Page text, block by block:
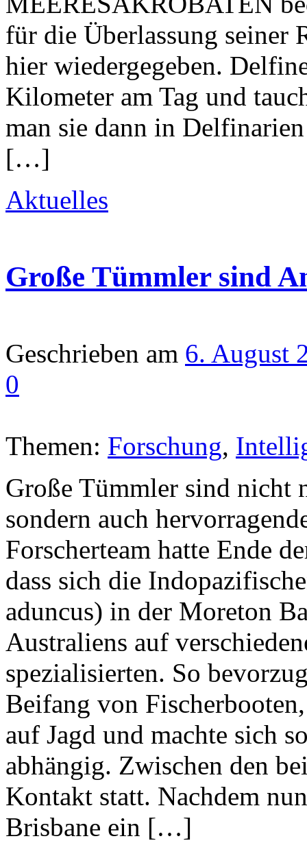
für die Überlassung seiner
hier wiedergegeben.
Kilometer am Tag und
man sie dann in
[…]
Aktuelles
Große Tümmler sind
Geschrieben am 6. August
0
Themen: Forschung,
Große Tümmler sind nicht
sondern auch
Forscherteam hatte Ende
dass sich die
aduncus) in der Moreton
Australiens auf
spezialisierten. So
Beifang von
auf Jagd und machte sich
abhängig. Zwischen den
Kontakt statt. Nachdem
Brisbane ein […]